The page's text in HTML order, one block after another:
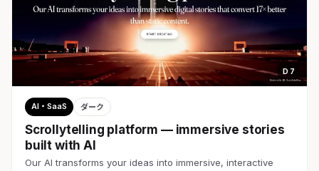
D 7
AI・SaaS ダーク
Scrollytelling platform — immersive stories
built with AI
Our AI transforms your ideas into immersive, interactive